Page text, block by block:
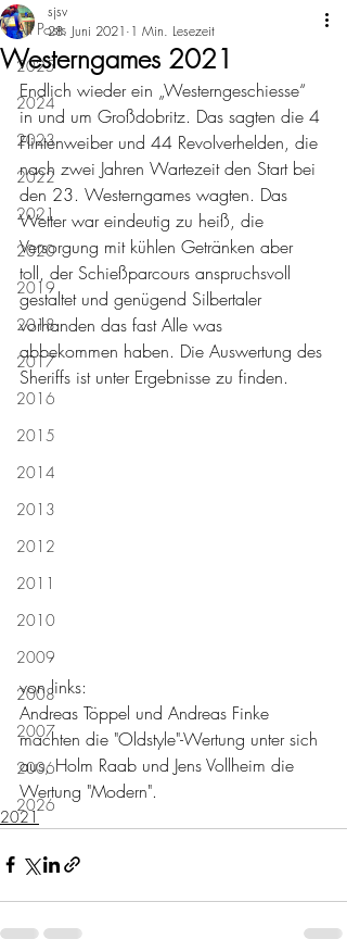
All Posts
2025
2024
2023
2022
2021
2020
2019
2018
2017
2016
2015
2014
2013
2012
2011
2010
2009
2008
2007
2006
2026
Westerngames 2021
sjsv
28. Juni 2021 1 Min. Lesezeit
Endlich wieder ein „Westerngeschiesse“
in und um Großdobritz. Das sagten die 4
Flintenweiber und 44 Revolverhelden, die
nach zwei Jahren Wartezeit den Start bei
den 23. Westerngames wagten. Das
Wetter war eindeutig zu heiß, die
Versorgung mit kühlen Getränken aber
toll, der Schießparcours anspruchsvoll
gestaltet und genügend Silbertaler
vorhanden das fast Alle was
abbekommen haben. Die Auswertung des
Sheriffs ist unter Ergebnisse zu finden.
von links:
Andreas Töppel und Andreas Finke
machten die "Oldstyle"-Wertung unter sich
aus, Holm Raab und Jens Vollheim die
Wertung "Modern".
2021